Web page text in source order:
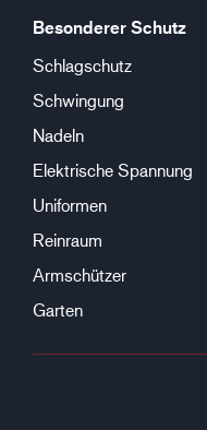
Besonderer Schutz
Schlagschutz
Schwingung
Nadeln
Elektrische Spannung
Uniformen
Reinraum
Armschützer
Garten